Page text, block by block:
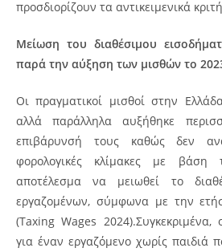
προσδιορίζουν τα αντικειμενικά
Μείωση του διαθέσιμου
παρά την αύξηση των μισθών το
Οι πραγματικοί μισθοί στην
αλλά παράλληλα αυξήθηκε
επιβάρυνσή τους καθώς δεν
φορολογικές κλίμακες με βάση
αποτέλεσμα να μειωθεί το
εργαζομένων, σύμφωνα με την
(Taxing Wages 2024).Συγκεκριμένα,
για έναν εργαζόμενο χωρίς παιδιά